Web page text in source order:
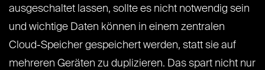
ausgeschaltet lassen, sollte es nicht notwendig sein
und wichtige Daten können in einem zentralen
Cloud-Speicher gespeichert werden, statt sie auf
mehreren Geräten zu duplizieren. Das spart nicht nur